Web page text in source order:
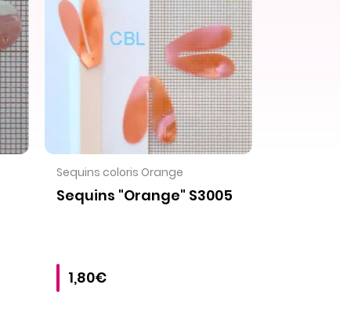
VOIR LE PRODUIT
Sequins coloris Orange
Sequins "Orange" S3005
1,80€